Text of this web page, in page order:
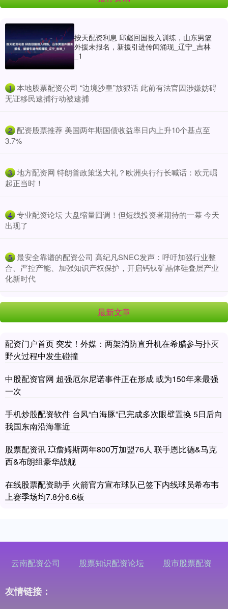
按天配资利息 邱彪回国投入训练，山东男篮
外援未报名，新援引进传闻涌现_辽宁_吉林
_1
1 ​本地股票配资公司 “边境沙皇”放狠话 此前有法官因涉嫌妨碍
无证移民逮捕行动被逮捕
2 ​配资股票推荐 美国两年期国债收益率日内上升10个基点至
3.7%
3 ​地方配资网 特朗普政策送大礼？欧洲央行行长喊话：欧元崛
起正当时！
4 ​专业配资论坛 大盘缩量回调！但短线投资者期待的一幕 今天
出现了
5 ​最安全靠谱的配资公司 高纪凡SNEC发声：呼吁加强行业整
合、严控产能、加强知识产权保护，开启钙钛矿晶体硅叠层产业
化新时代
最新文章
配资门户首页 突发！外媒：两架消防直升机在希腊参与扑灭
野火过程中发生碰撞
中股配资官网 超强厄尔尼诺事件正在形成 或为150年来最强
一次
手机炒股配资软件 台风“白海豚”已完成多次眼壁置换 5日后向
我国东南沿海靠近
股票配资讯 💥詹姆斯两年800万加盟76人 联手恩比德&马克
西&布朗组豪华战舰
在线股票配资助手 火箭官方宣布球队已签下内线球员希布韦
上赛季场均7.8分6.6板
云南配资公司 股票知识配资论坛 股市股票配资
友情链接：